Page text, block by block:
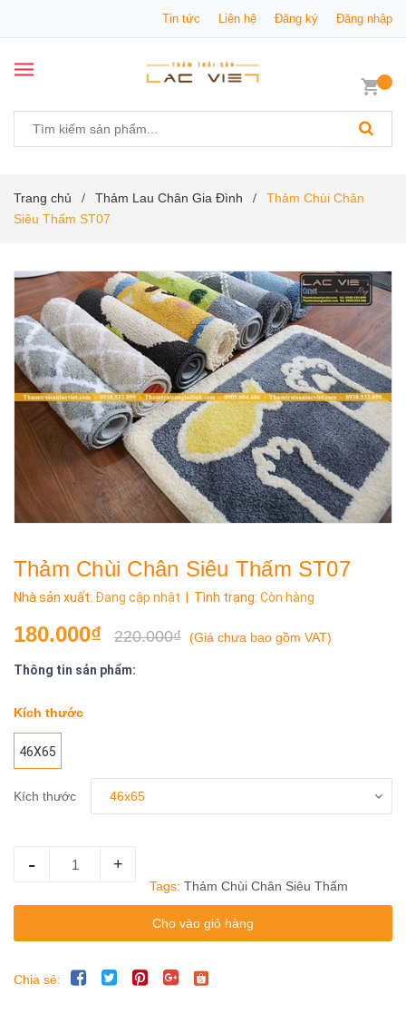
Tin tức Liên hệ Đăng ký Đăng nhập
Trang chủ / Thảm Lau Chân Gia Đình /
Thảm Chùi Chân
Siêu Thấm ST07
Thảm Chùi Chân Siêu Thấm ST07
Nhà sản xuất: Đang cập nhật | Tình trạng: Còn hàng
180.000₫ 220.000₫ (Giá chưa bao gồm VAT)
Thông tin sản phẩm:
Kích thước
46X65
Kích thước
- +
Cho vào giỏ hàng
Chia sẻ:
Tags: Thảm Chùi Chân Siêu Thấm